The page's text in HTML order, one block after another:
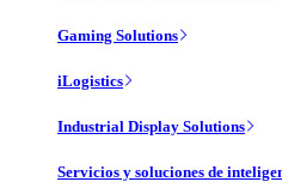
Gaming Solutions
iLogistics
Industrial Display Solutions
Servicios y soluciones de